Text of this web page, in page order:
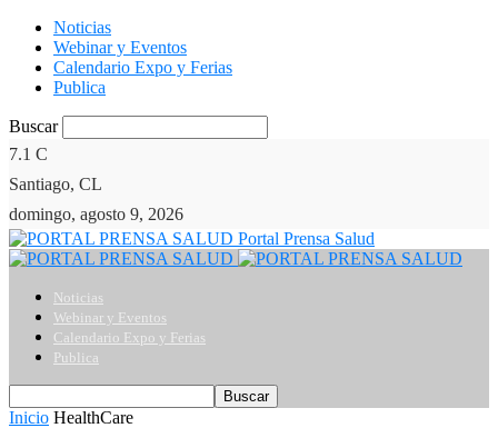
Noticias
Webinar y Eventos
Calendario Expo y Ferias
Publica
Buscar
7.1 C
Santiago, CL
domingo, agosto 9, 2026
Portal Prensa Salud
Noticias
Webinar y Eventos
Calendario Expo y Ferias
Publica
Inicio HealthCare